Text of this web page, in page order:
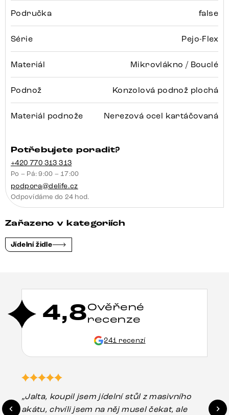
Područka false
Série Pejo-Flex
Materiál Mikrovlákno / Bouclé
Podnož Konzolová podnož plochá
Materiál podnože Nerezová ocel kartáčovaná
Potřebujete poradit?
+420 770 313 313
Po – Pá: 9:00 – 17:00
podpora@delife.cz
Odpovídáme do 24 hod.
Zařazeno v kategoriích
Jídelní židle
4,8Ověřené
recenze
241 recenzí
„Jalta, koupil jsem jídelní stůl z masivního
akátu, chvíli jsem na něj musel čekat, ale